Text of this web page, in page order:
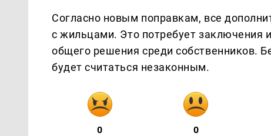
Согласно новым поправкам, все
с жильцами. Это потребует заключения
общего решения среди собственников.
будет считаться незаконным.
0 0